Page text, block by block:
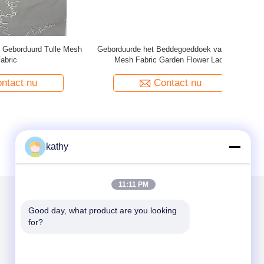
Fabric
100% de nylon 145CM Witte Bloemenstof van
Kanttulle Mesh Fabric Embroidery Soft Lace
Contact nu
Mail ons
kathy
11:11 PM
Good day, what product are you looking
for?